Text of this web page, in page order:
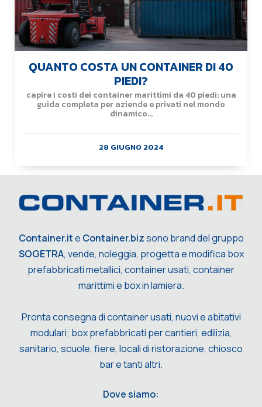
QUANTO COSTA UN CONTAINER DI 40
PIEDI?
capire i costi dei container marittimi da 40 piedi: una
guida completa per aziende e privati nel mondo
dinamico...
28 GIUGNO 2024
Container.ite Container.bizsono brand del gruppo
SOGETRA, vende, noleggia, progetta e modifica box
prefabbricati metallici, container usati, container
marittimi e box in lamiera.
Pronta consegna di container usati, nuovi e abitativi
modulari; box prefabbricati per cantieri, edilizia,
sanitario, scuole, fiere, locali di ristorazione, chiosco
bar e tanti altri.
Dove siamo: